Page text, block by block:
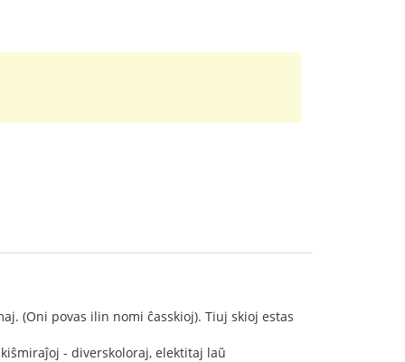
(Oni povas ilin nomi ĉasskioj). Tiuj skioj estas
- diverskoloraj, elektitaj laŭ